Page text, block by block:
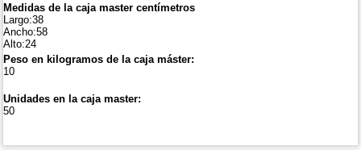
Medidas de la caja master centímetros
Largo:38
Ancho:58
Alto:24
Peso en kilogramos de la caja máster:
10
Unidades en la caja master:
50